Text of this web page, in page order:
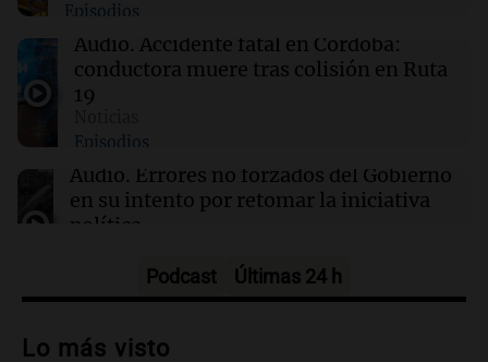
Un automovilista resultó herido tras chocar
contra un camión en la autopista Rosario-
Santa Fe
Viernes frío en Rosario: la sensación térmica
cayó bajo cero y la máxima llegará a 15°C
Episodios
Audio. Accidente fatal en Córdoba:
conductora muere tras colisión en Ruta
19
Episodios
Audio. Errores no forzados del Gobierno
en su intento por retomar la iniciativa
política
Audio.Detienen a Gerardo Gasparuti por
accidente automovilístico
Podcast Últimas 24 h
Lo más visto